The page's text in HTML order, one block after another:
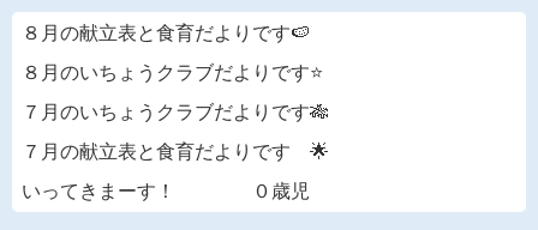
８月の献立表と食育だよりです🍉
８月のいちょうクラブだよりです⭐
７月のいちょうクラブだよりです🎋
７月の献立表と食育だよりです 🌟
いってきまーす！ ０歳児